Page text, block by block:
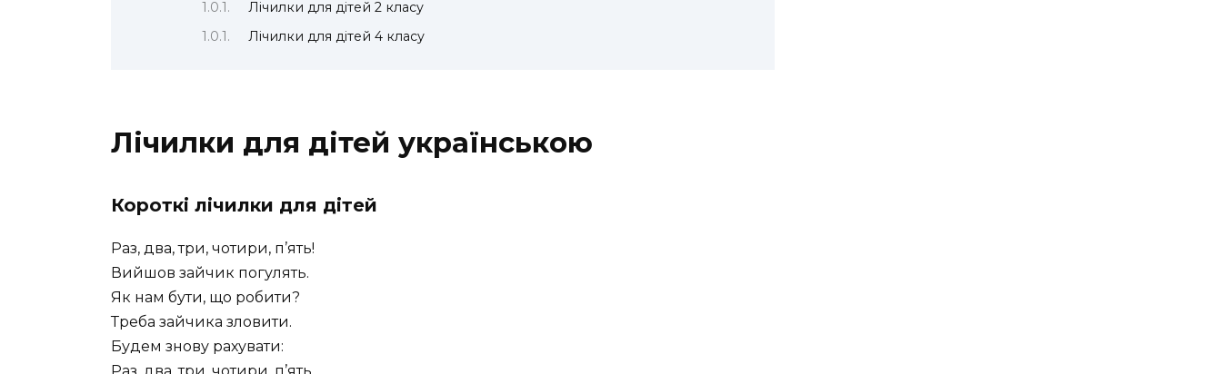
Лічилки для дітей 2 класу
Лічилки для дітей 4 класу
Лічилки для дітей українською
Короткі лічилки для дітей
Раз, два, три, чотири, п’ять!
Вийшов зайчик погулять.
Як нам бути, що робити?
Треба зайчика зловити.
Будем знову рахувати: